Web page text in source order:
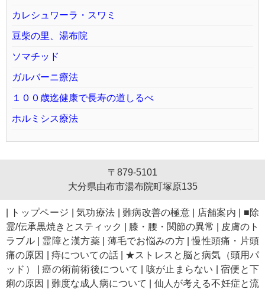
カレシュワーラ・スワミ
豆柴の里、湯布院
ソマチッド
ガルバーニ療法
１００歳迄健康で長寿の道しるべ
ホルミシス療法
〒879-5101
大分県由布市湯布院町塚原135
トップページ 気功療法 難病改善の極意 店舗案内
■除
霊/伝承黒焼きとスティック
膝・腰・関節の異常
皮膚のト
ラブル| 霊障と漢方薬 薄毛でお悩みの方|慢性頭痛・片頭
痛の原因
痔についての話| ★ストレスと脳と病気（頭用パ
ッド）
|癌の術前術後について 咳が止まらない |宿便と下
痢の原因
難度な成人病について
仙人が考える不妊症と流